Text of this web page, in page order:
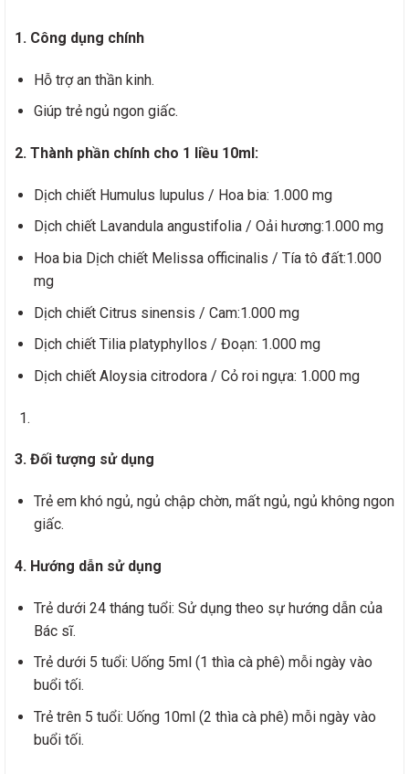
1. Công dụng chính
Hỗ trợ an thần kinh.
Giúp trẻ ngủ ngon giấc.
2. Thành phần chính cho 1 liều 10ml:
Dịch chiết Humulus lupulus / Hoa bia: 1.000 mg
Dịch chiết Lavandula angustifolia / Oải hương:1.000 mg
Hoa bia Dịch chiết Melissa officinalis / Tía tô đất:1.000
mg
Dịch chiết Citrus sinensis / Cam:1.000 mg
Dịch chiết Tilia platyphyllos / Đoạn: 1.000 mg
Dịch chiết Aloysia citrodora / Cỏ roi ngựa: 1.000 mg
3. Đối tượng sử dụng
Trẻ em khó ngủ, ngủ chập chờn, mất ngủ, ngủ không ngon
giấc.
4. Hướng dẫn sử dụng
Trẻ dưới 24 tháng tuổi: Sử dụng theo sự hướng dẫn của
Bác sĩ.
Trẻ dưới 5 tuổi: Uống 5ml (1 thìa cà phê) mỗi ngày vào
buổi tối.
Trẻ trên 5 tuổi: Uống 10ml (2 thìa cà phê) mỗi ngày vào
buổi tối.